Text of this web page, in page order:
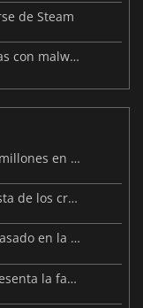
de Steam
Meccha Chameleon afectado por mapas con malware y Discord
Resident Evil Veronica ya supera los 2 millones en listas de deseados
Beast of Reincarnation: la nueva apuesta de los creadores de Pokémon
Ya está disponible Big Walk, un viaje basado en la amistad
Warhammer 40.000: Dawn of War 4 presenta la facción de los Necrones